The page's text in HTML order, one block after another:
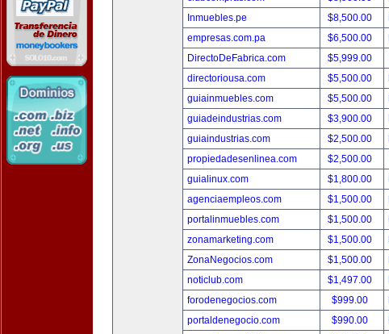
Inmuebles.pe
$8,500.00
empresas.com.pa
$6,500.00
DirectoDeFabrica.com
$5,999.00
directoriousa.com
$5,500.00
guiainmuebles.com
$5,500.00
guiadeindustrias.com
$3,900.00
guiaindustrias.com
$2,500.00
propiedadesenlinea.com
$2,500.00
guialinux.com
$1,800.00
agenciaempleos.com
$1,500.00
portalinmuebles.com
$1,500.00
zonamarketing.com
$1,500.00
ZonaNegocios.com
$1,500.00
noticlub.com
$1,497.00
forodenegocios.com
$999.00
portaldenegocio.com
$990.00